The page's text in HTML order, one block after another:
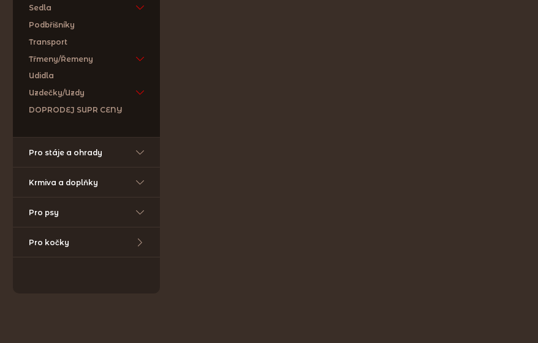
Sedla
Podbřišníky
Transport
Třmeny/Řemeny
Udidla
Uzdečky/Uzdy
DOPRODEJ SUPR CENY
Pro stáje a ohrady
Krmiva a doplňky
Pro psy
Pro kočky